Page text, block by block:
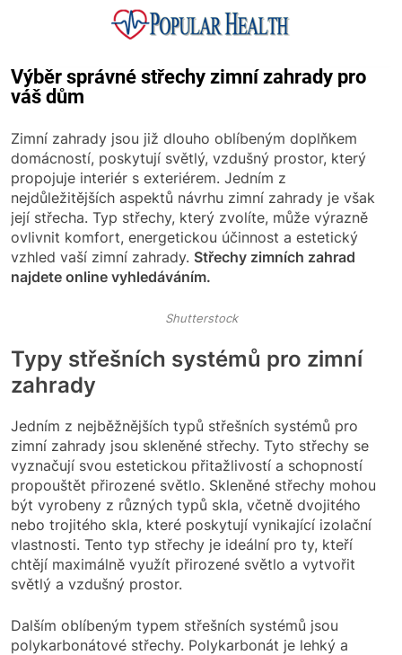
Popular Health
Výběr správné střechy zimní zahrady pro
váš dům
Zimní zahrady jsou již dlouho oblíbeným doplňkem
domácností, poskytují světlý, vzdušný prostor, který
propojuje interiér s exteriérem. Jedním z
nejdůležitějších aspektů návrhu zimní zahrady je však
její střecha. Typ střechy, který zvolíte, může výrazně
ovlivnit komfort, energetickou účinnost a estetický
vzhled vaší zimní zahrady. Střechy zimních zahrad
najdete online vyhledáváním.
Shutterstock
Typy střešních systémů pro zimní
zahrady
Jedním z nejběžnějších typů střešních systémů pro
zimní zahrady jsou skleněné střechy. Tyto střechy se
vyznačují svou estetickou přitažlivostí a schopností
propouštět přirozené světlo. Skleněné střechy mohou
být vyrobeny z různých typů skla, včetně dvojitého
nebo trojitého skla, které poskytují vynikající izolační
vlastnosti. Tento typ střechy je ideální pro ty, kteří
chtějí maximálně využít přirozené světlo a vytvořit
světlý a vzdušný prostor.
Dalším oblíbeným typem střešních systémů jsou
polykarbonátové střechy. Polykarbonát je lehký a